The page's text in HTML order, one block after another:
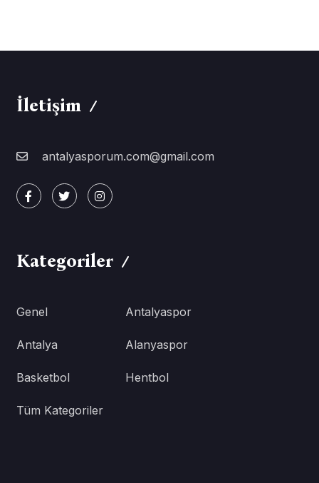
İletişim
antalyasporum.com@gmail.com
Kategoriler
Genel Antalyaspor
Antalya Alanyaspor
Basketbol Hentbol
Tüm Kategoriler